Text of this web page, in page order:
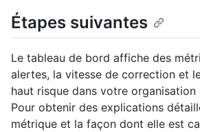
Étapes suivantes
Le tableau de bord affiche des
alertes, la vitesse de correction et
haut risque dans votre organisation
Pour obtenir des explications
métrique et la façon dont elle est